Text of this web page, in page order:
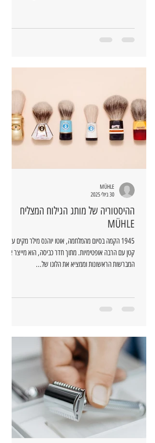
ההיסטוריה של מותג הגילוח המצליח
MÜHLE
1945 הקמה בסיום מהמלחמה, אוטו יוהנס מילר מקים עסק
קטן עם הרבה אופטימיות. מתוך חדר כביסה, הוא מייצר את
המברשות הראשונות וממציא את הלוגו של...
MÜHLE
30 ביולי 2025